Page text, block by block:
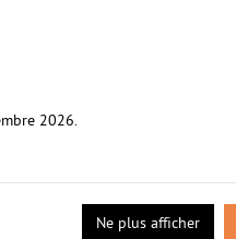
2026.
Ne plus afficher